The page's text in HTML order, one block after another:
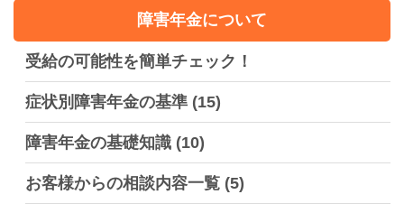
障害年金について
受給の可能性を簡単チェック！
症状別障害年金の基準 (15)
障害年金の基礎知識 (10)
お客様からの相談内容一覧 (5)